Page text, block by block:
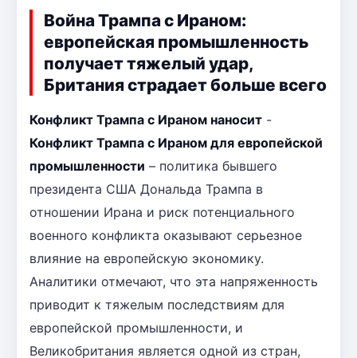
Война Трампа с Ираном:
европейская промышленность
получает тяжелый удар,
Британия страдает больше всего
Конфликт Трампа с Ираном наносит -
Конфликт Трампа с Ираном для европейской
промышленности – политика бывшего
президента США Дональда Трампа в
отношении Ирана и риск потенциального
военного конфликта оказывают серьезное
влияние на европейскую экономику.
Аналитики отмечают, что эта напряженность
приводит к тяжелым последствиям для
европейской промышленности, и
Великобритания является одной из стран,